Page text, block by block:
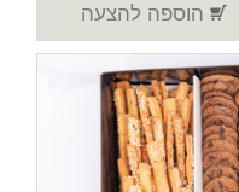
הוספה להצעה